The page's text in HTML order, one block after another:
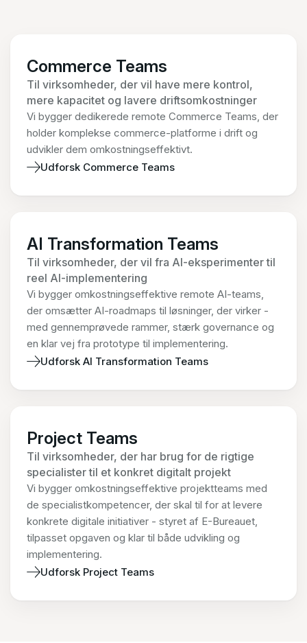
Commerce Teams
Til virksomheder, der vil have mere kontrol,
mere kapacitet og lavere driftsomkostninger
Vi bygger dedikerede remote Commerce Teams, der
holder komplekse commerce-platforme i drift og
udvikler dem omkostningseffektivt.
Udforsk Commerce Teams
AI Transformation Teams
Til virksomheder, der vil fra AI-eksperimenter til
reel AI-implementering
Vi bygger omkostningseffektive remote AI-teams,
der omsætter AI-roadmaps til løsninger, der virker -
med gennemprøvede rammer, stærk governance og
en klar vej fra prototype til implementering.
Udforsk AI Transformation Teams
Project Teams
Til virksomheder, der har brug for de rigtige
specialister til et konkret digitalt projekt
Vi bygger omkostningseffektive projektteams med
de specialistkompetencer, der skal til for at levere
konkrete digitale initiativer - styret af E-Bureauet,
tilpasset opgaven og klar til både udvikling og
implementering.
Udforsk Project Teams